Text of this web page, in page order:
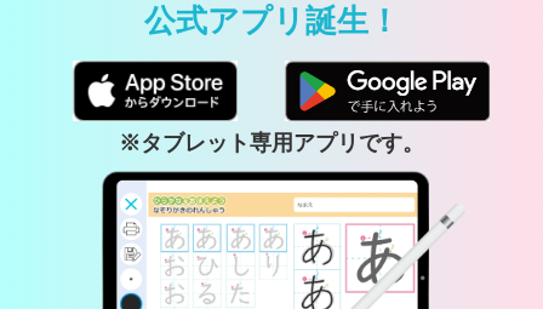
公式アプリ誕生！
※タブレット専用アプリです。